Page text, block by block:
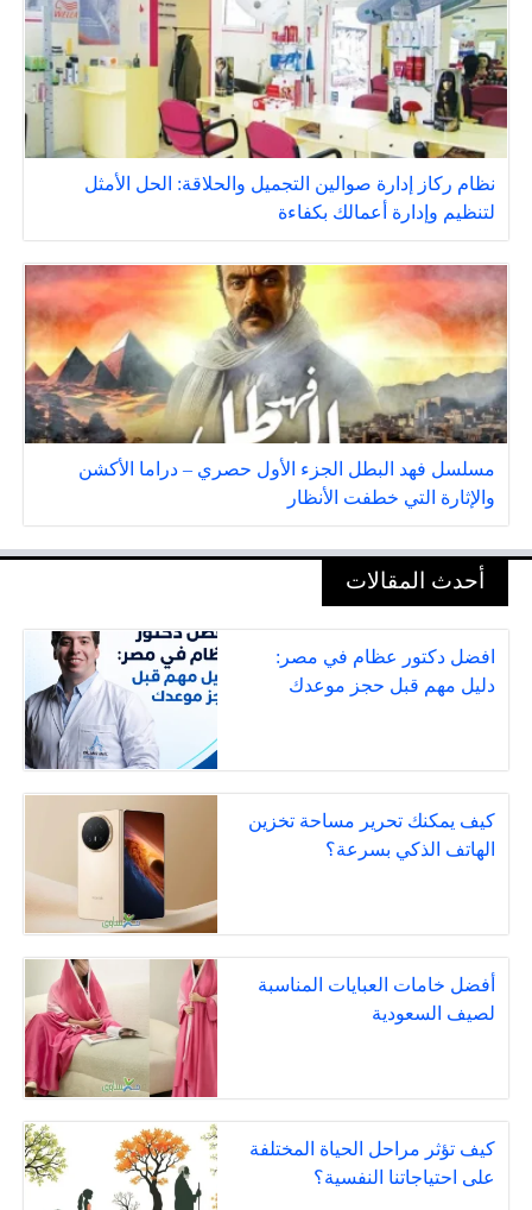
نظام ركاز إدارة صوالين التجميل والحلاقة: الحل الأمثل
لتنظيم وإدارة أعمالك بكفاءة
مسلسل فهد البطل الجزء الأول حصري – دراما الأكشن
والإثارة التي خطفت الأنظار
أحدث المقالات
افضل دكتور عظام في مصر:
دليل مهم قبل حجز موعدك
كيف يمكنك تحرير مساحة تخزين
الهاتف الذكي بسرعة؟
أفضل خامات العبايات المناسبة
لصيف السعودية
كيف تؤثر مراحل الحياة المختلفة
على احتياجاتنا النفسية؟